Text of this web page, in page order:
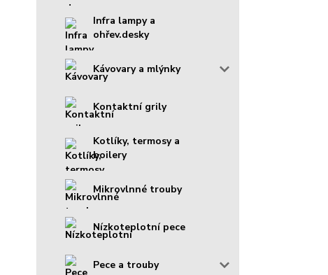
Infra lampy a
ohřev.desky
Kávovary a mlýnky
Kontaktní grily
Kotlíky, termosy a
boilery
Mikrovlnné trouby
Nízkoteplotní pece
Pece a trouby